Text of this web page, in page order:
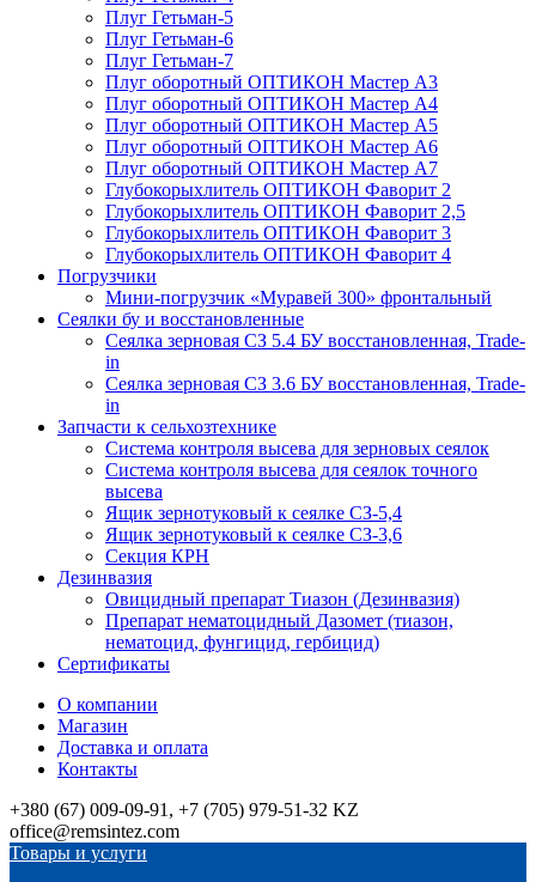
Плуг Гетьман-5
Плуг Гетьман-6
Плуг Гетьман-7
Плуг оборотный ОПТИКОН Мастер А3
Плуг оборотный ОПТИКОН Мастер А4
Плуг оборотный ОПТИКОН Мастер А5
Плуг оборотный ОПТИКОН Мастер А6
Плуг оборотный ОПТИКОН Мастер А7
Глубокорыхлитель ОПТИКОН Фаворит 2
Глубокорыхлитель ОПТИКОН Фаворит 2,5
Глубокорыхлитель ОПТИКОН Фаворит 3
Глубокорыхлитель ОПТИКОН Фаворит 4
Погрузчики
Мини-погрузчик «Муравей 300» фронтальный
Сеялки бу и восстановленные
Сеялка зерновая СЗ 5.4 БУ восстановленная, Trade-
in
Сеялка зерновая СЗ 3.6 БУ восстановленная, Trade-
in
Запчасти к сельхозтехнике
Система контроля высева для зерновых сеялок
Система контроля высева для сеялок точного
высева
Ящик зернотуковый к сеялке СЗ-5,4
Ящик зернотуковый к сеялке СЗ-3,6
Секция КРН
Дезинвазия
Овицидный препарат Тиазон (Дезинвазия)
Препарат нематоцидный Дазомет (тиазон,
нематоцид, фунгицид, гербицид)
Сертификаты
О компании
Магазин
Доставка и оплата
Контакты
+380 (67) 009-09-91, +7 (705) 979-51-32 KZ
office@remsintez.com
Товары и услуги